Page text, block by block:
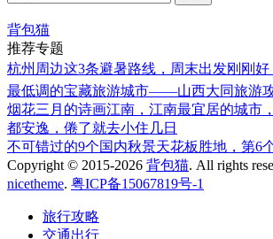
背包猫
推荐专题
杭州周边这3条避暑路线，周末出发刚刚
最低调的宝藏旅游城市——山西大同旅游
烟花三月的诗画江南，江南最宜居的城市
都安逸，倦了就去小住几日
不可错过的9个国内秋景天花板胜地，第6
Copyright © 2015-2026 背包猫. All rights
nicetheme. 粤ICP备15067819号-1
旅行攻略
交通出行